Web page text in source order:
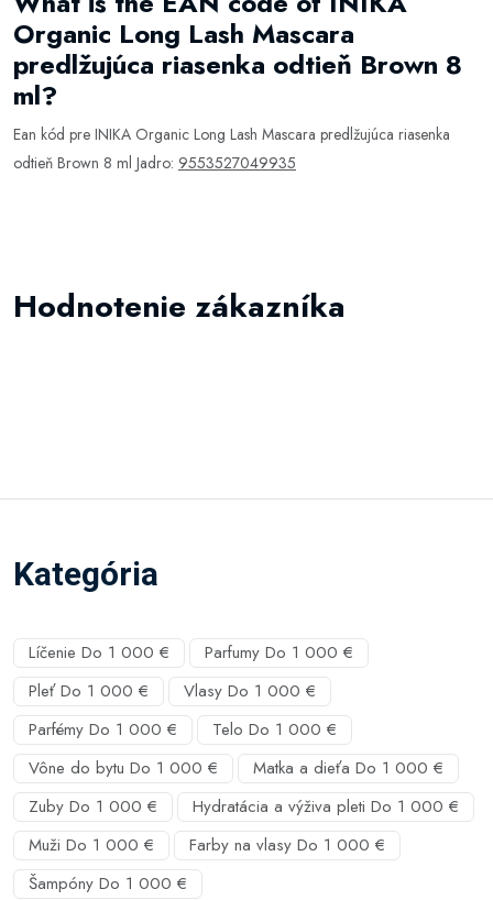
Organic Long Lash Mascara
predlžujúca riasenka odtieň Brown 8
ml?
Ean kód pre INIKA Organic Long Lash Mascara predlžujúca riasenka
odtieň Brown 8 ml Jadro: 9553527049935
Hodnotenie zákazníka
Kategória
Líčenie Do 1 000 €
Parfumy Do 1 000 €
Pleť Do 1 000 €
Vlasy Do 1 000 €
Parfémy Do 1 000 €
Telo Do 1 000 €
Vône do bytu Do 1 000 €
Matka a dieťa Do 1 000 €
Zuby Do 1 000 €
Hydratácia a výživa pleti Do 1 000 €
Muži Do 1 000 €
Farby na vlasy Do 1 000 €
Šampóny Do 1 000 €